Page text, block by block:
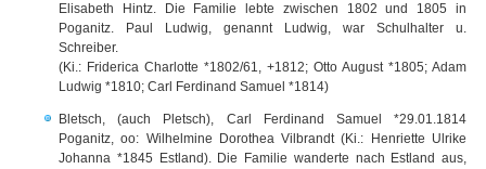
Elisabeth Hintz. Die Familie lebte zwischen 1802 und 1805 in
Poganitz. Paul Ludwig, genannt Ludwig, war Schulhalter u.
Schreiber.
(Ki.: Friderica Charlotte *1802/61, +1812; Otto August *1805; Adam
Ludwig *1810; Carl Ferdinand Samuel *1814)
Bletsch, (auch Pletsch), Carl Ferdinand Samuel *29.01.1814
Poganitz, oo: Wilhelmine Dorothea Vilbrandt (Ki.: Henriette Ulrike
Johanna *1845 Estland). Die Familie wanderte nach Estland aus,